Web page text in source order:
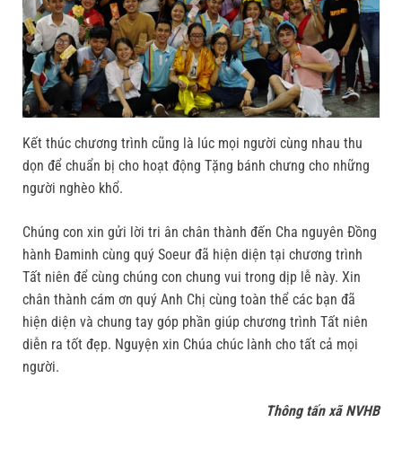
Kết thúc chương trình cũng là lúc mọi người cùng nhau thu
dọn để chuẩn bị cho hoạt động Tặng bánh chưng cho những
người nghèo khổ.
Chúng con xin gửi lời tri ân chân thành đến Cha nguyên Đồng
hành Đaminh cùng quý Soeur đã hiện diện tại chương trình
Tất niên để cùng chúng con chung vui trong dịp lễ này. Xin
chân thành cám ơn quý Anh Chị cùng toàn thể các bạn đã
hiện diện và chung tay góp phần giúp chương trình Tất niên
diễn ra tốt đẹp. Nguyện xin Chúa chúc lành cho tất cả mọi
người.
Thông tấn xã NVHB